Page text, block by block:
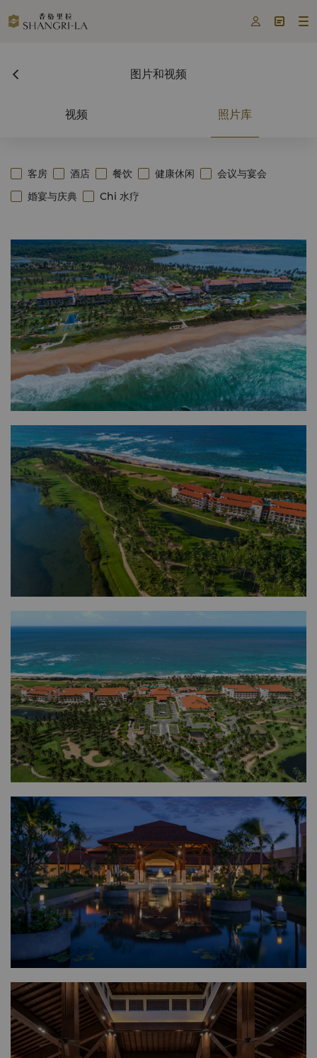
  
图片和视频
视频 照片库
客房 酒店 餐饮 健康休闲
会议与宴会
婚宴与庆典
Chi 水疗